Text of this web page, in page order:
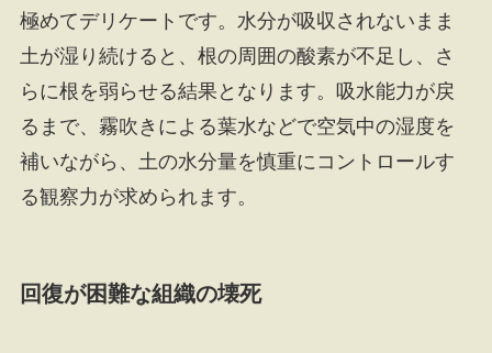
極めてデリケートです。水分が吸収されないまま
土が湿り続けると、根の周囲の酸素が不足し、さ
らに根を弱らせる結果となります。吸水能力が戻
るまで、霧吹きによる葉水などで空気中の湿度を
補いながら、土の水分量を慎重にコントロールす
る観察力が求められます。
回復が困難な組織の壊死